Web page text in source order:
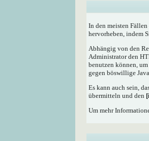
In den meisten
hervorheben, indem
Abhängig von den
Administrator den
benutzen können,
gegen böswillige
Es kann auch sein,
übermitteln und den
Um mehr